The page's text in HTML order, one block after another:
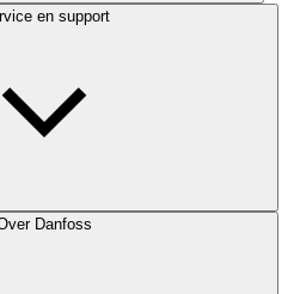
en support
Danfoss